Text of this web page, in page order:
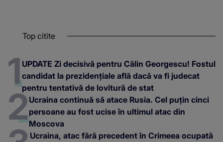
Top citite
UPDATE Zi decisivă pentru Călin Georgescu! Fostul
candidat la prezidențiale află dacă va fi judecat
pentru tentativă de lovitură de stat
Ucraina continuă să atace Rusia. Cel puțin cinci
persoane au fost ucise în ultimul atac din
Moscova
Ucraina, atac fără precedent în Crimeea ocupată